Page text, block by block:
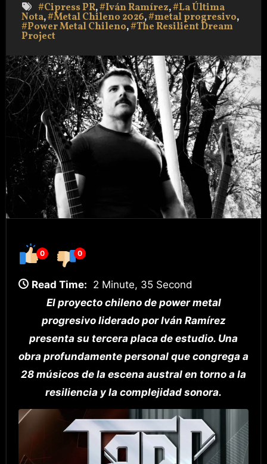
#Cipress PR,#Iván Ramírez,#La Última
Nota,#Metal Chileno 2026,#metal progresivo,
#Power Metal Chileno,#The Resilient Dream
Project
0 0
Read Time: 2 Minute, 35 Second
El proyecto chileno de power metal
progresivo liderado por Iván Ramírez
presenta su tercera placa de estudio. Una
obra profundamente personal que congrega a
28 músicos de la escena austral en torno a la
resiliencia y la complejidad sonora.